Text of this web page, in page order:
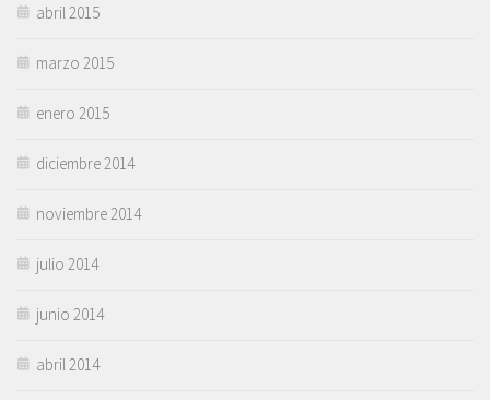
abril 2015
marzo 2015
enero 2015
diciembre 2014
noviembre 2014
julio 2014
junio 2014
abril 2014